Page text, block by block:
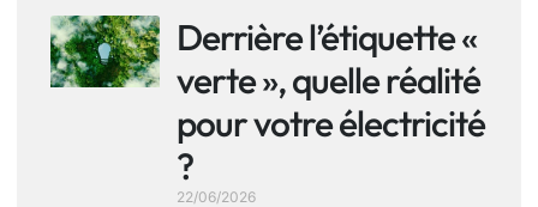
Derrière l’étiquette «
verte », quelle réalité
pour votre électricité
?
22/06/2026